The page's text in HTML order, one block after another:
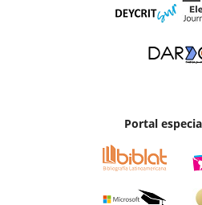
Portal